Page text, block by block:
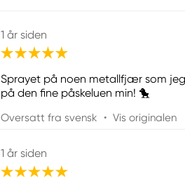
1 år siden
Sprayet på noen metallfjær som
på den fine påskeluen min! 🐤
Oversatt fra svensk • Vis originalen
1 år siden